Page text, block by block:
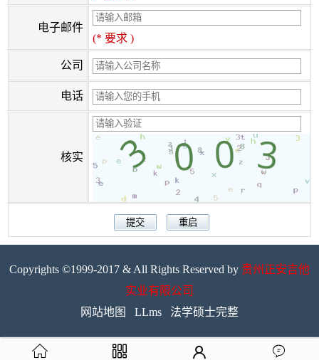
电子邮件
(* 要求 )
公司
电话
核实
Copyrights ©1999-2017 & All Rights Reserved by 贵州正安吉他
实业有限公司
网站地图
LLms 法学硕士完整